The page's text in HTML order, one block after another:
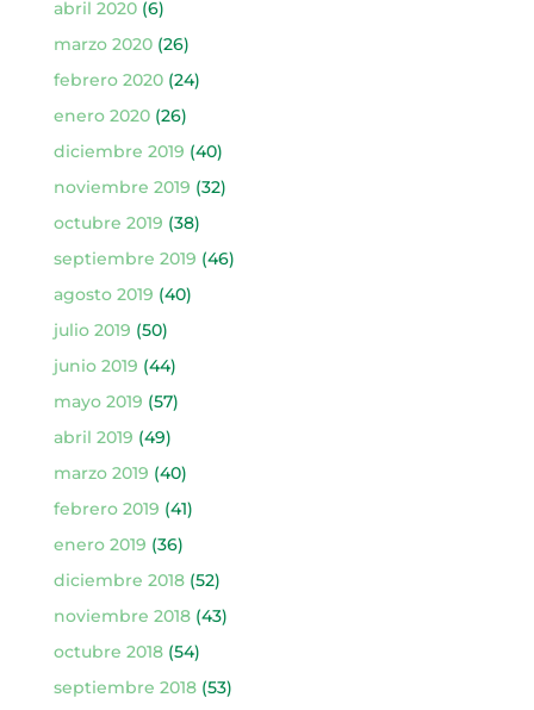
abril 2020(6)
marzo 2020(26)
febrero 2020(24)
enero 2020(26)
diciembre 2019 (40)
noviembre 2019 (32)
octubre 2019 (38)
septiembre 2019 (46)
agosto 2019 (40)
julio 2019 (50)
junio 2019 (44)
mayo 2019 (57)
abril 2019 (49)
marzo 2019 (40)
febrero 2019 (41)
enero 2019 (36)
diciembre 2018(52)
noviembre 2018(43)
octubre 2018(54)
septiembre 2018(53)